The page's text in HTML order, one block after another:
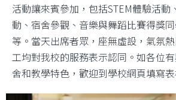
活動讓來賓參加，包括STEM體驗活動
動、宿舍參觀、音樂與舞蹈比賽得獎
等。當天出席者眾，座無虛設，氣氛
工均對我校的服務表示認同。如各位
舍和教學特色，歡迎到學校網頁填寫